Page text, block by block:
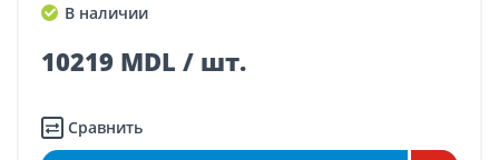
В наличии
10219 MDL / шт.
Сравнить